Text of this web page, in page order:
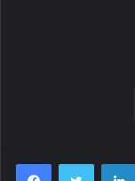
FacebookTwitter